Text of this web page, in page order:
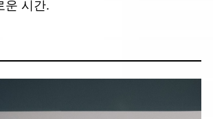
운 시간.